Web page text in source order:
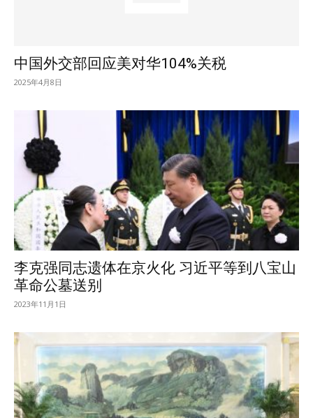
中国外交部回应美对华104%关税
2025年4月8日
李克强同志遗体在京火化 习近平等到八宝山
革命公墓送别
2023年11月1日